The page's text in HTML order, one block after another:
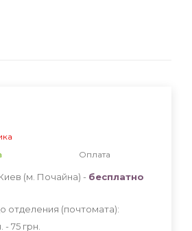
Оплата
(м. Почайна) - бесплатно
отделения (почтомата):
- 75 грн